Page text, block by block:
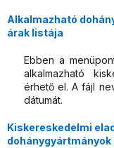
Alkalmazható
árak listája
Ebben a
alkalmazható
érhető el. A fájl
dátumát.
Kiskereskedelmi